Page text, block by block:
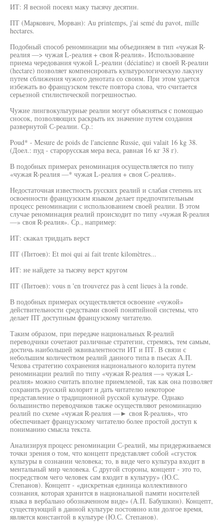
ИТ: Я весной посеял маку тысячу десятин.
ПТ (Маркович, Морван): Au printemps, j'ai semé du pavot, mille
hectares.
Подобный способ реноминации мы объединяем в тип «чужая R-
реалия —> чужая L-реалия + своя R-реалия». Использование
приема чередования чужой L-реалии (déciatine) и своей R-реалии
(hectare) позволяет компенсировать культурологическую лакуну
путем сближения чужого денотата со своим. При этом удается
избежать во французском тексте повтора слова, что считается
серьезной стилистической погрешностью.
Чужие лингвокультурные реалии могут объясняться с помощью
сносок, позволяющих раскрыть их значение путем создания
развернутой С-реалии. Ср.:
Poud* - Mesure de poids de l'ancienne Russie, qui valait 16 kg 38.
(Доел.: пуд - старорусская мера веса, равная 16 кг 38 г).
В подобных примерах реноминация осуществляется по типу
«чужая R-реалия —* чужая L-реалия + своя С-реалия».
Недостаточная известность русских реалий и слабая степень их
освоенности французским языком делает предпочтительным
процесс реноминации с использованием своей реалии. В этом
случае реноминация реалий происходит по типу «чужая R-реалия
—» своя R-реалия». Ср., например:
ИТ: скакал тридцать верст
ПТ (Питоев): Et moi qui ai fait trente kilomètres...
ИТ: не найдете за тысячу верст кругом
ПТ (Питоев): vous n 'en trouverez pas à cent lieues à la ronde.
В подобных примерах осуществляется освоение «чужой»
действительности средствами своей понятийной системы, что
делает ПТ доступным французскому читателю.
Таким образом, при передаче национальных R-реалий
переводчики сочетают различные стратегии, стремясь, тем самым,
достичь наибольшей эквивалентности ИТ и ПТ. В связи с
небольшим количеством реалий данного типа в пьесах А.П.
Чехова стратегию сохранения национального колорита путем
реноминации реалий по типу «чужая R-реалия —» чужая L-
реалия» можно считать вполне приемлемой, так как она позволяет
сохранить русский колорит и дать читателю некоторое
представление о традиционной русской культуре. Однако
большинство переводчиков также осуществляют реноминацию
реалий по схеме «чужая R-реалия —► своя R-реалия», что
обеспечивает французскому читателю более простой доступ к
пониманию смысла текста.
Анализируя процесс реноминации С-реалий, мы придерживаемся
точки зрения о том, что концепт представляет собой «сгусток
культуры в сознании человека; то, в виде чего культура входит в
ментальный мир человека. С другой стороны, концепт - это то,
посредством чего человек сам входит в культуру» (Ю.С.
Степанов). Концепт - «дискретная единица коллективного
сознания, которая хранится в национальной памяти носителей
языка в вербально обозначенном виде» (А.П. Бабушкин). Концепт,
существующий в данной культуре постоянно или долгое время,
является константой в культуре (Ю.С. Степанов).